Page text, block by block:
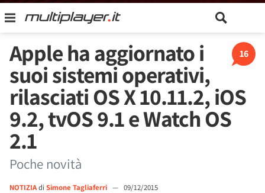
16
Apple ha aggiornato i
suoi sistemi operativi,
rilasciati OS X 10.11.2, iOS
9.2, tvOS 9.1 e Watch OS
2.1
Poche novità
NOTIZIAdi Simone Tagliaferri — 09/12/2015